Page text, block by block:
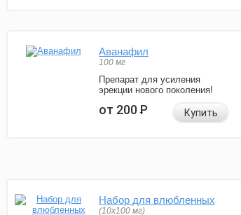
Аванафил
100 мг
Препарат для усиления
эрекции нового поколения!
от 200Р Купить
Набор для влюбленных
(10х100 мг)